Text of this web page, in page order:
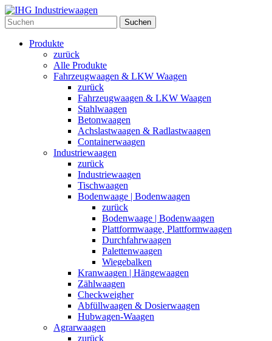
Suchen
Produkte
zurück
Alle Produkte
Fahrzeugwaagen & LKW Waagen
zurück
Fahrzeugwaagen & LKW Waagen
Stahlwaagen
Betonwaagen
Achslastwaagen & Radlastwaagen
Containerwaagen
Industriewaagen
zurück
Industriewaagen
Tischwaagen
Bodenwaage | Bodenwaagen
zurück
Bodenwaage | Bodenwaagen
Plattformwaage, Plattformwaagen
Durchfahrwaagen
Palettenwaagen
Wiegebalken
Kranwaagen | Hängewaagen
Zählwaagen
Checkweigher
Abfüllwaagen & Dosierwaagen
Hubwagen-Waagen
Agrarwaagen
zurück